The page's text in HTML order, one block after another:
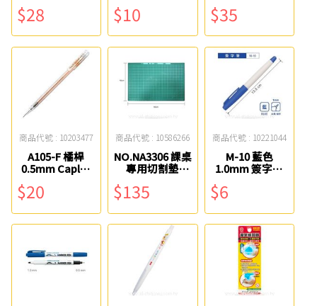
MENIU
$28 $10 $35
商品代號 : 10203477
A105-F 橘桿
0.5mm Caplet
自動鉛筆 Pentel
$20
商品代號 : 10586266
NO.NA3306 課桌
專用切割墊
(40x60cm) W.I.P
$135
商品代號 : 10221044
M-10 藍色
1.0mm 簽字筆
$6